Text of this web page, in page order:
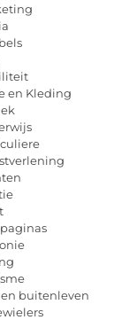
en Kleding
buitenleven